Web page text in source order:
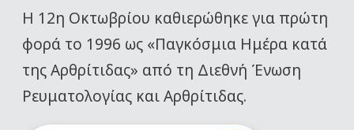
Η 12η Οκτωβρίου καθιερώθηκε για πρώτη
φορά το 1996 ως «Παγκόσμια Ημέρα κατά
της Αρθρίτιδας» από τη Διεθνή Ένωση
Ρευματολογίας και Αρθρίτιδας.